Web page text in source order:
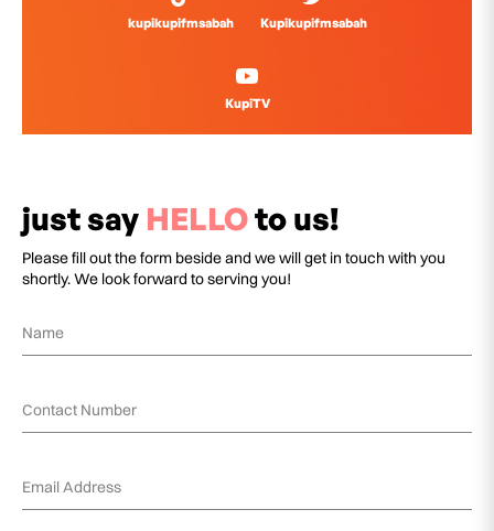
kupikupifmsabah Kupikupifmsabah
KupiTV
just say HELLOto us!
Please fill out the form beside and we will get in touch with you
shortly. We look forward to serving you!